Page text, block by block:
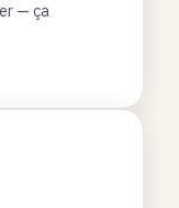
— ça